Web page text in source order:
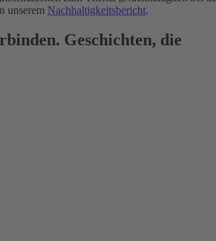
unserem Nachhaltigkeitsbericht.
Geschichten, die